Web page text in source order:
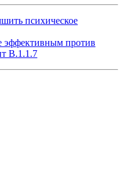
психическое
эффективным против
B.1.1.7